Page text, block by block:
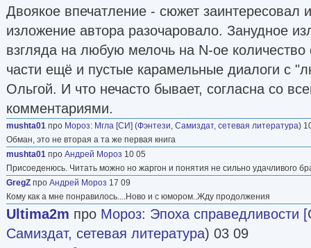
Двоякое впечатление - сюжет заинтересовал
изложение автора разочаровало. Занудное
взгляда на любую мелочь на N-ое количество
части ещё и пустые карамельные диалоги с
Ольгой. И что нечасто бывает, согласна со
комментариями.
mushta01 про Мороз: Мгла [СИ] (Фэнтези, Самиздат, сетевая литература)
Обман, это не вторая а та же первая книга
mushta01 про Андрей Мороз 10 05
Присоеденюсь. Читать можно но жаргон и понятия не сильно удачливого
GregZ про Андрей Мороз 17 09
Кому как а мне понравилось....Ново и с юмором..Жду продолжения
Ultima2m про Мороз: Эпоха справедливости
Самиздат, сетевая литература) 03 09